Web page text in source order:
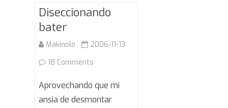
Diseccionando
bater
Makinolo
2006-11-13
18 Comments
Diseccionando
bater
Aprovechando que mi
ansia de desmontar